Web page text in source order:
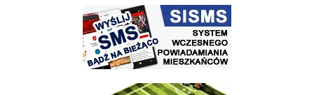
link do strony systemu wczesnego ostrzegania mieszkańców SISMS
link do opisu projektu Wielickie Orliki